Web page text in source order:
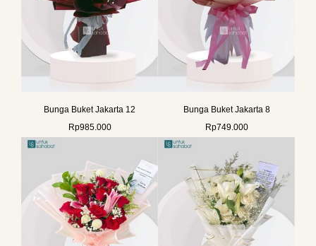
Bunga Buket Jakarta 12
Rp985.000
Bunga Buket Jakarta 8
Rp749.000